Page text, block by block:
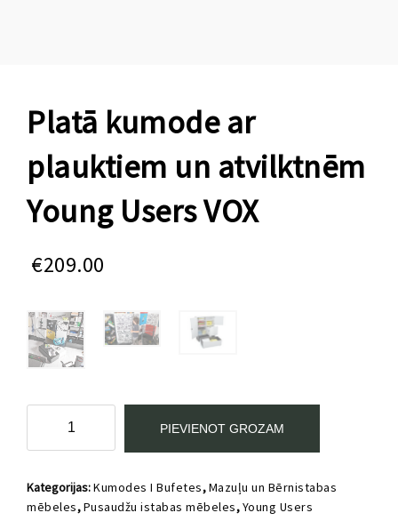
Platā kumode ar
plauktiem un atvilktnēm
Young Users VOX
€209.00
kumode
ar
un
atvilktnēm
PIEVIENOT GROZAM
Kategorijas:Kumodes I Bufetes,Mazuļu un Bērnistabas
mēbeles,Pusaudžu istabas mēbeles,Young Users